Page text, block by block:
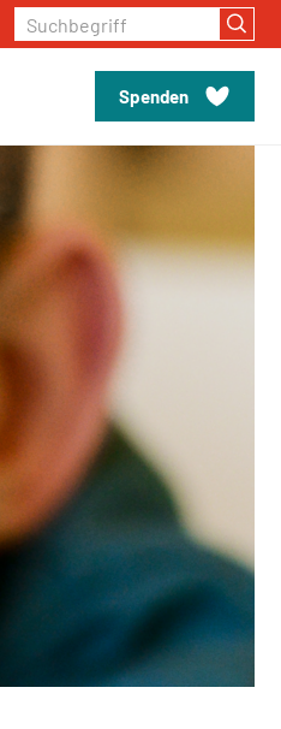
Spenden
Suchbegriff